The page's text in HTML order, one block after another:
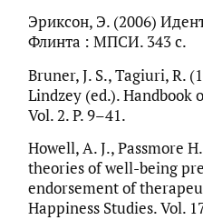
Эриксон, Э. (2006)
Флинта : МПСИ. 343 с.
Bruner, J. S., Tagiuri, R.
Lindzey (ed.). Handbook
Vol. 2. P. 9–41.
Howell, A. J., Passmore
theories of well-being
endorsement of
Happiness Studies. Vol.